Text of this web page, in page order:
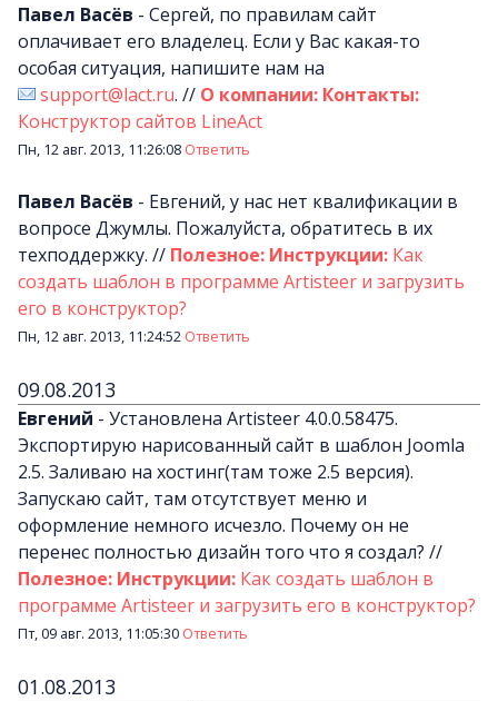
Павел Васёв - Сергей, по правилам сайт
оплачивает его владелец. Если у Вас какая-то
особая ситуация, напишите нам на
support@lact.ru. // О компании: Контакты:
Конструктор сайтов LineAct
Пн, 12 авг. 2013, 11:26:08 Ответить
Павел Васёв - Евгений, у нас нет квалификации в
вопросе Джумлы. Пожалуйста, обратитесь в их
техподдержку. // Полезное: Инструкции: Как
создать шаблон в программе Artisteer и загрузить
его в конструктор?
Пн, 12 авг. 2013, 11:24:52 Ответить
09.08.2013
Евгений - Установлена Artisteer 4.0.0.58475.
Экспортирую нарисованный сайт в шаблон Joomla
2.5. Заливаю на хостинг(там тоже 2.5 версия).
Запускаю сайт, там отсутствует меню и
оформление немного исчезло. Почему он не
перенес полностью дизайн того что я создал? //
Полезное: Инструкции: Как создать шаблон в
программе Artisteer и загрузить его в конструктор?
Пт, 09 авг. 2013, 11:05:30 Ответить
01.08.2013